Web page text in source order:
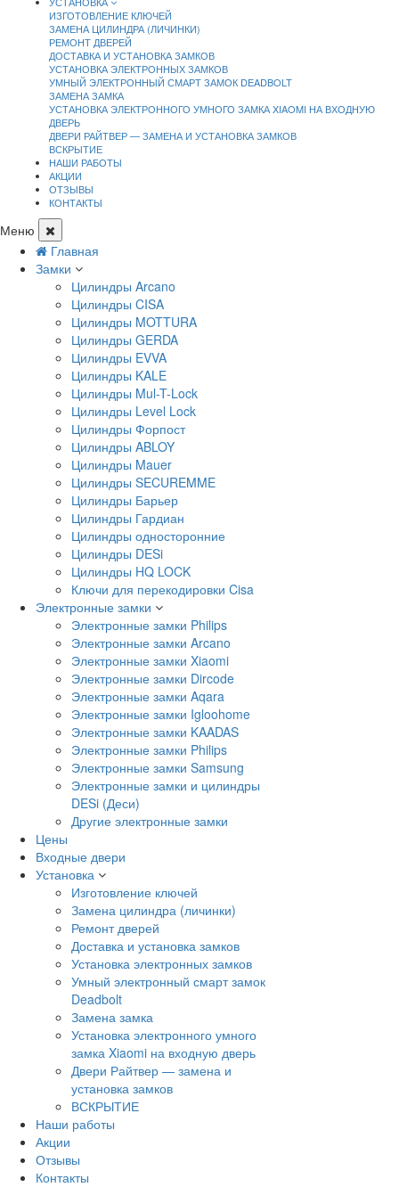
ИЗГОТОВЛЕНИЕ КЛЮЧЕЙ
ЗАМЕНА ЦИЛИНДРА (ЛИЧИНКИ)
РЕМОНТ ДВЕРЕЙ
ДОСТАВКА И УСТАНОВКА ЗАМКОВ
УСТАНОВКА ЭЛЕКТРОННЫХ ЗАМКОВ
УМНЫЙ ЭЛЕКТРОННЫЙ СМАРТ ЗАМОК DEADBOLT
ЗАМЕНА ЗАМКА
УСТАНОВКА ЭЛЕКТРОННОГО УМНОГО ЗАМКА XIAOMI НА ВХОДНУЮ
ДВЕРЬ
ДВЕРИ РАЙТВЕР — ЗАМЕНА И УСТАНОВКА ЗАМКОВ
ВСКРЫТИЕ
НАШИ РАБОТЫ
АКЦИИ
ОТЗЫВЫ
КОНТАКТЫ
Меню
Главная
Замки
Цилиндры Arcano
Цилиндры CISA
Цилиндры MOTTURA
Цилиндры GERDA
Цилиндры EVVA
Цилиндры KALE
Цилиндры Mul-T-Lock
Цилиндры Level Lock
Цилиндры Форпост
Цилиндры ABLOY
Цилиндры Mauer
Цилиндры SECUREMME
Цилиндры Барьер
Цилиндры Гардиан
Цилиндры односторонние
Цилиндры DESi
Цилиндры HQ LOCK
Ключи для перекодировки Cisa
Электронные замки
Электронные замки Philips
Электронные замки Arcano
Электронные замки Xiaomi
Электронные замки Dircode
Электронные замки Aqara
Электронные замки Igloohome
Электронные замки KAADAS
Электронные замки Philips
Электронные замки Samsung
Электронные замки и цилиндры
DESi (Деси)
Другие электронные замки
Цены
Входные двери
Установка
Изготовление ключей
Замена цилиндра (личинки)
Ремонт дверей
Доставка и установка замков
Установка электронных замков
Умный электронный смарт замок
Deadbolt
Замена замка
Установка электронного умного
замка Xiaomi на входную дверь
Двери Райтвер — замена и
установка замков
ВСКРЫТИЕ
Наши работы
Акции
Отзывы
Контакты